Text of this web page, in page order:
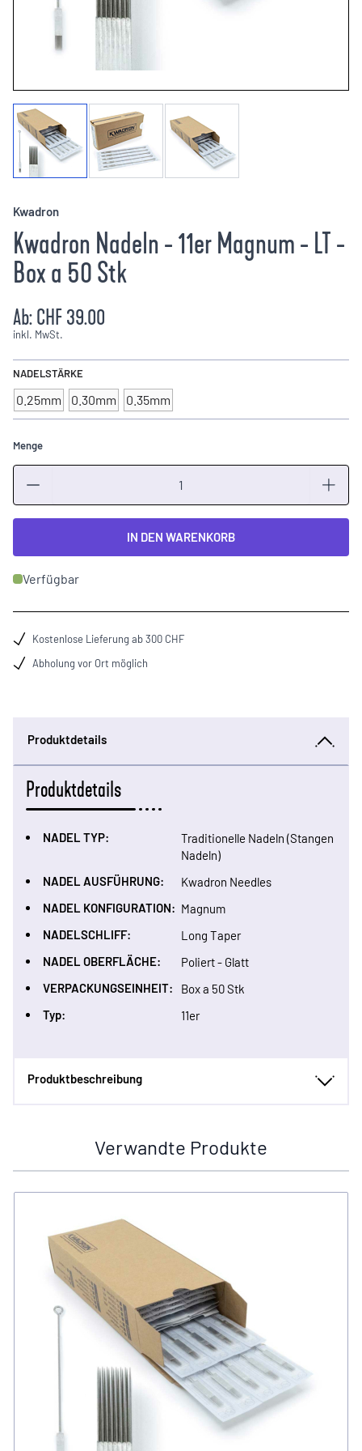
Kwadron
Kwadron Nadeln - 11er Magnum - LT -
Box a 50 Stk
Ab:CHF 39.00
inkl. MwSt.
NADELSTÄRKE
0.25mm 0.30mm 0.35mm
Menge
IN DEN WARENKORB
Verfügbar
Kostenlose Lieferung ab 300 CHF
Abholung vor Ort möglich
Produktdetails
Produktdetails
NADEL TYP:
Traditionelle Nadeln (Stangen
Nadeln)
NADEL AUSFÜHRUNG:
Kwadron Needles
NADEL KONFIGURATION: Magnum
NADELSCHLIFF:
Long Taper
NADEL OBERFLÄCHE:
Poliert - Glatt
VERPACKUNGSEINHEIT:
Box a 50 Stk
Typ:
11er
Produktbeschreibung
Verwandte Produkte